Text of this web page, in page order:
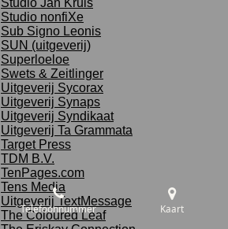
Studio Jan Kruis
Studio nonfiXe
Sub Signo Leonis
SUN (uitgeverij)
Superloeloe
Swets & Zeitlinger
Uitgeverij Sycorax
Uitgeverij Synaps
Uitgeverij Syndikaat
Uitgeverij Ta Grammata
Target Press
TDM B.V.
TenPages.com
Tens Media
Uitgeverij TextMessage
The Coloured Leaf
Telefoonnummer Kaart